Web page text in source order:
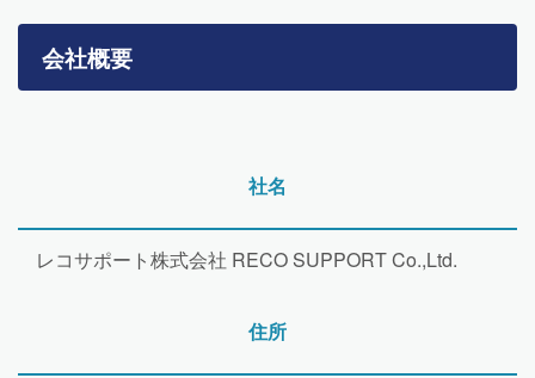
会社概要
社名
レコサポート株式会社 RECO SUPPORT Co.,Ltd.
住所